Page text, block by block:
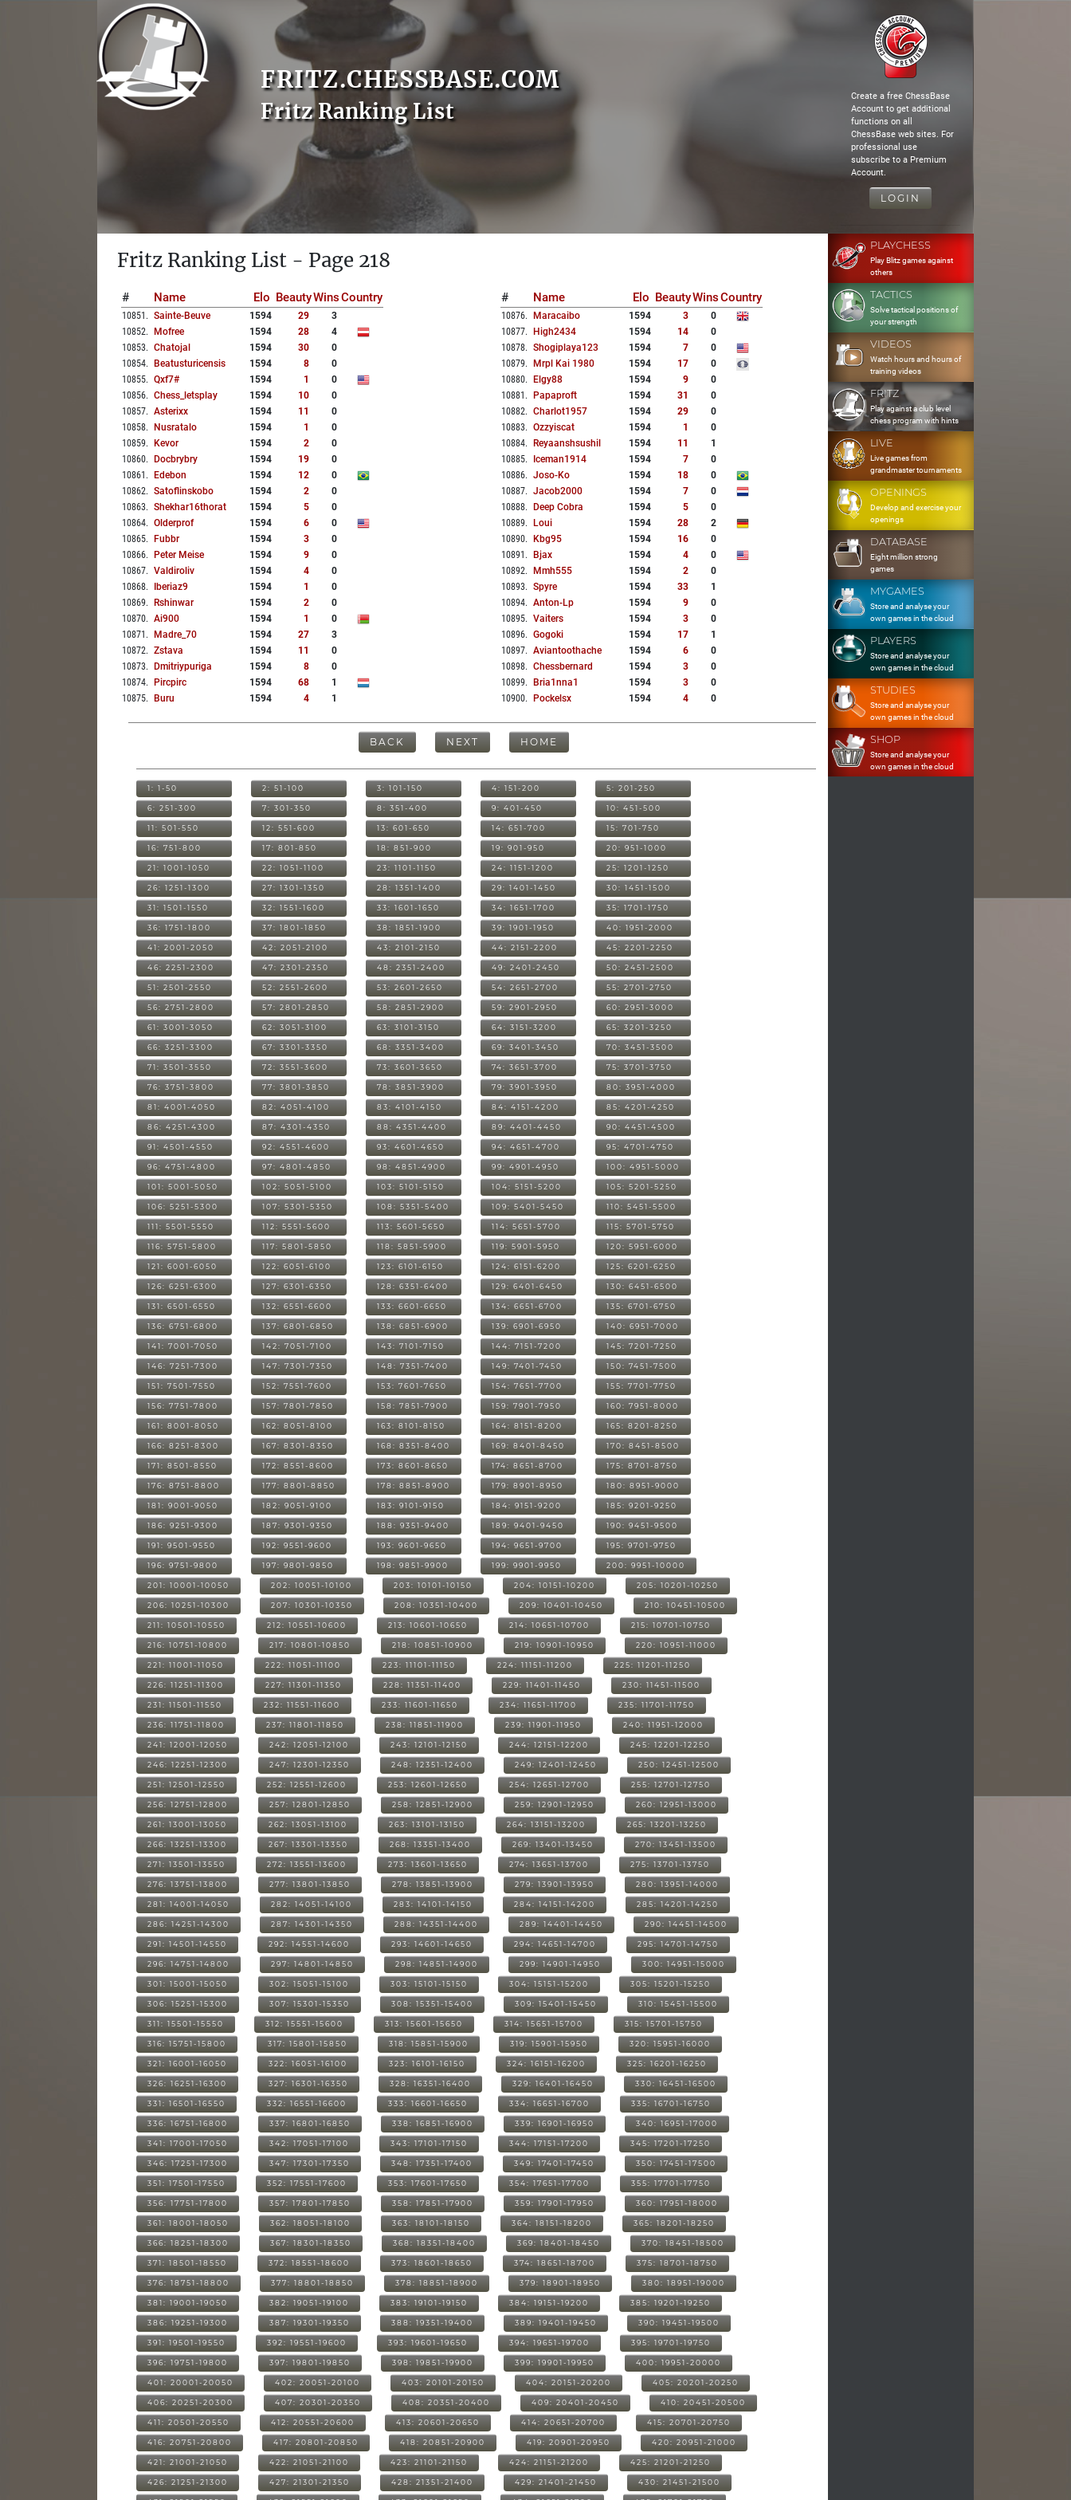
FRITZ.CHESSBASE.COM
Fritz Ranking List
Create a free ChessBase
Account to get additional
functions on all
ChessBase web sites. For
professional use
subscribe to a Premium
Account.
LOGIN
Fritz Ranking List - Page 218
# Name Elo BeautyWinsCountry
10851 . Sainte-Beuve 1594 29
3
10852. Mofree 1594 28
4
10853. Chatojal 1594 30
0
10854. Beatusturicensis 1594 8
0
10855. Qxf7# 1594 1
0
10856. Chess_letsplay 1594 10
0
10857. Asterixx 1594 11
0
10858. Nusratalo 1594 1
0
10859. Kevor 1594 2
0
10860. Docbrybry 1594 19
0
10861 . Edebon 1594 12
0
10862. Satoflinskobo 1594 2
0
10863. Shekhar16thorat 1594 5
0
10864. Olderprof 1594 6
0
10865. Fubbr 1594 3
0
10866. Peter Meise 1594 9
0
10867. Valdiroliv 1594 4
0
10868. Iberiaz9 1594 1
0
10869. Rshinwar 1594 2
0
10870. Ai900 1594 1
0
10871 . Madre_70 1594 27
3
10872. Zstava 1594 11
0
10873. Dmitriypuriga 1594 8
0
10874. Pircpirc 1594 68
1
10875. Buru 1594 4 1
# Name Elo BeautyWinsCountry
10876. Maracaibo 1594 3
0
10877. High2434 1594 14
0
10878. Shogiplaya123 1594 7
0
10879. Mrpl Kai 1980 1594 17
0
10880. Elgy88 1594 9
0
10881 . Papaproft 1594 31
0
10882. Charlot1957 1594 29
0
10883. Ozzyiscat 1594 1
0
10884. Reyaanshsushil 1594 11
1
10885. Iceman1914 1594 7
0
10886. Joso-Ko 1594 18
0
10887. Jacob2000 1594 7
0
10888. Deep Cobra 1594 5
0
10889. Loui 1594 28
2
10890. Kbg95 1594 16
0
10891 . Bjax 1594 4
0
10892. Mmh555 1594 2
0
10893. Spyre 1594 33
1
10894. Anton-Lp 1594 9
0
10895. Vaiters 1594 3
0
10896. Gogoki 1594 17
1
10897. Aviantoothache 1594 6
0
10898. Chessbernard 1594 3
0
10899. Bria1nna1 1594 3
0
10900. Pockelsx 1594 4 0
BACK NEXT HOME
1: 1-50 2: 51-100 3: 101-150 4: 151-200 5: 201-250
6: 251-300 7: 301-350 8: 351-400 9: 401-450 10: 451-500
11: 501-550 12: 551-600 13: 601-650 14: 651-700 15: 701-750
16: 751-800 17: 801-850 18: 851-900 19: 901-950 20: 951-1000
21: 1001-1050 22: 1051-1100 23: 1101-1150 24: 1151-1200 25: 1201-1250
26: 1251-1300 27: 1301-1350 28: 1351-1400 29: 1401-1450 30: 1451-1500
31: 1501-1550 32: 1551-1600 33: 1601-1650 34: 1651-1700 35: 1701-1750
36: 1751-1800 37: 1801-1850 38: 1851-1900 39: 1901-1950 40: 1951-2000
41: 2001-2050 42: 2051-2100 43: 2101-2150 44: 2151-2200 45: 2201-2250
46: 2251-2300 47: 2301-2350 48: 2351-2400 49: 2401-2450 50: 2451-2500
51: 2501-2550 52: 2551-2600 53: 2601-2650 54: 2651-2700 55: 2701-2750
56: 2751-2800 57: 2801-2850 58: 2851-2900 59: 2901-2950 60: 2951-3000
61: 3001-3050 62: 3051-3100 63: 3101-3150 64: 3151-3200 65: 3201-3250
66: 3251-3300 67: 3301-3350 68: 3351-3400 69: 3401-3450 70: 3451-3500
71: 3501-3550 72: 3551-3600 73: 3601-3650 74: 3651-3700 75: 3701-3750
76: 3751-3800 77: 3801-3850 78: 3851-3900 79: 3901-3950 80: 3951-4000
81: 4001-4050 82: 4051-4100 83: 4101-4150 84: 4151-4200 85: 4201-4250
86: 4251-4300 87: 4301-4350 88: 4351-4400 89: 4401-4450 90: 4451-4500
91: 4501-4550 92: 4551-4600 93: 4601-4650 94: 4651-4700 95: 4701-4750
96: 4751-4800 97: 4801-4850 98: 4851-4900 99: 4901-4950 100: 4951-5000
101: 5001-5050 102: 5051-5100 103: 5101-5150 104: 5151-5200 105: 5201-5250
106: 5251-5300 107: 5301-5350 108: 5351-5400 109: 5401-5450 110: 5451-5500
111: 5501-5550 112: 5551-5600 113: 5601-5650 114: 5651-5700 115: 5701-5750
116: 5751-5800 117: 5801-5850 118: 5851-5900 119: 5901-5950 120: 5951-6000
121: 6001-6050 122: 6051-6100 123: 6101-6150 124: 6151-6200 125: 6201-6250
126: 6251-6300 127: 6301-6350 128: 6351-6400 129: 6401-6450 130: 6451-6500
131: 6501-6550 132: 6551-6600 133: 6601-6650 134: 6651-6700 135: 6701-6750
136: 6751-6800 137: 6801-6850 138: 6851-6900 139: 6901-6950 140: 6951-7000
141: 7001-7050 142: 7051-7100 143: 7101-7150 144: 7151-7200 145: 7201-7250
146: 7251-7300 147: 7301-7350 148: 7351-7400 149: 7401-7450 150: 7451-7500
151: 7501-7550 152: 7551-7600 153: 7601-7650 154: 7651-7700 155: 7701-7750
156: 7751-7800 157: 7801-7850 158: 7851-7900 159: 7901-7950 160: 7951-8000
161: 8001-8050 162: 8051-8100 163: 8101-8150 164: 8151-8200 165: 8201-8250
166: 8251-8300 167: 8301-8350 168: 8351-8400 169: 8401-8450 170: 8451-8500
171: 8501-8550 172: 8551-8600 173: 8601-8650 174: 8651-8700 175: 8701-8750
176: 8751-8800 177: 8801-8850 178: 8851-8900 179: 8901-8950 180: 8951-9000
181: 9001-9050 182: 9051-9100 183: 9101-9150 184: 9151-9200 185: 9201-9250
186: 9251-9300 187: 9301-9350 188: 9351-9400 189: 9401-9450 190: 9451-9500
191: 9501-9550 192: 9551-9600 193: 9601-9650 194: 9651-9700 195: 9701-9750
196: 9751-9800 197: 9801-9850 198: 9851-9900 199: 9901-9950 200: 9951-10000
201: 10001-10050 202: 10051-10100 203: 10101-10150 204: 10151-10200 205: 10201-10250
206: 10251-10300 207: 10301-10350 208: 10351-10400 209: 10401-10450 210: 10451-10500
211: 10501-10550 212: 10551-10600 213: 10601-10650 214: 10651-10700 215: 10701-10750
216: 10751-10800 217: 10801-10850 218: 10851-10900 219: 10901-10950 220: 10951-11000
221: 11001-11050 222: 11051-11100 223: 11101-11150 224: 11151-11200 225: 11201-11250
226: 11251-11300 227: 11301-11350 228: 11351-11400 229: 11401-11450 230: 11451-11500
231: 11501-11550 232: 11551-11600 233: 11601-11650 234: 11651-11700 235: 11701-11750
236: 11751-11800 237: 11801-11850 238: 11851-11900 239: 11901-11950 240: 11951-12000
241: 12001-12050 242: 12051-12100 243: 12101-12150 244: 12151-12200 245: 12201-12250
246: 12251-12300 247: 12301-12350 248: 12351-12400 249: 12401-12450 250: 12451-12500
251: 12501-12550 252: 12551-12600 253: 12601-12650 254: 12651-12700 255: 12701-12750
256: 12751-12800 257: 12801-12850 258: 12851-12900 259: 12901-12950 260: 12951-13000
261: 13001-13050 262: 13051-13100 263: 13101-13150 264: 13151-13200 265: 13201-13250
266: 13251-13300 267: 13301-13350 268: 13351-13400 269: 13401-13450 270: 13451-13500
271: 13501-13550 272: 13551-13600 273: 13601-13650 274: 13651-13700 275: 13701-13750
276: 13751-13800 277: 13801-13850 278: 13851-13900 279: 13901-13950 280: 13951-14000
281: 14001-14050 282: 14051-14100 283: 14101-14150 284: 14151-14200 285: 14201-14250
286: 14251-14300 287: 14301-14350 288: 14351-14400 289: 14401-14450 290: 14451-14500
291: 14501-14550 292: 14551-14600 293: 14601-14650 294: 14651-14700 295: 14701-14750
296: 14751-14800 297: 14801-14850 298: 14851-14900 299: 14901-14950 300: 14951-15000
301: 15001-15050 302: 15051-15100 303: 15101-15150 304: 15151-15200 305: 15201-15250
306: 15251-15300 307: 15301-15350 308: 15351-15400 309: 15401-15450 310: 15451-15500
311: 15501-15550 312: 15551-15600 313: 15601-15650 314: 15651-15700 315: 15701-15750
316: 15751-15800 317: 15801-15850 318: 15851-15900 319: 15901-15950 320: 15951-16000
321: 16001-16050 322: 16051-16100 323: 16101-16150 324: 16151-16200 325: 16201-16250
326: 16251-16300 327: 16301-16350 328: 16351-16400 329: 16401-16450 330: 16451-16500
331: 16501-16550 332: 16551-16600 333: 16601-16650 334: 16651-16700 335: 16701-16750
336: 16751-16800 337: 16801-16850 338: 16851-16900 339: 16901-16950 340: 16951-17000
341: 17001-17050 342: 17051-17100 343: 17101-17150 344: 17151-17200 345: 17201-17250
346: 17251-17300 347: 17301-17350 348: 17351-17400 349: 17401-17450 350: 17451-17500
351: 17501-17550 352: 17551-17600 353: 17601-17650 354: 17651-17700 355: 17701-17750
356: 17751-17800 357: 17801-17850 358: 17851-17900 359: 17901-17950 360: 17951-18000
361: 18001-18050 362: 18051-18100 363: 18101-18150 364: 18151-18200 365: 18201-18250
366: 18251-18300 367: 18301-18350 368: 18351-18400 369: 18401-18450 370: 18451-18500
371: 18501-18550 372: 18551-18600 373: 18601-18650 374: 18651-18700 375: 18701-18750
376: 18751-18800 377: 18801-18850 378: 18851-18900 379: 18901-18950 380: 18951-19000
381: 19001-19050 382: 19051-19100 383: 19101-19150 384: 19151-19200 385: 19201-19250
386: 19251-19300 387: 19301-19350 388: 19351-19400 389: 19401-19450 390: 19451-19500
391: 19501-19550 392: 19551-19600 393: 19601-19650 394: 19651-19700 395: 19701-19750
396: 19751-19800 397: 19801-19850 398: 19851-19900 399: 19901-19950 400: 19951-20000
401: 20001-20050 402: 20051-20100 403: 20101-20150 404: 20151-20200 405: 20201-20250
406: 20251-20300 407: 20301-20350 408: 20351-20400 409: 20401-20450 410: 20451-20500
411: 20501-20550 412: 20551-20600 413: 20601-20650 414: 20651-20700 415: 20701-20750
416: 20751-20800 417: 20801-20850 418: 20851-20900 419: 20901-20950 420: 20951-21000
421: 21001-21050 422: 21051-21100 423: 21101-21150 424: 21151-21200 425: 21201-21250
426: 21251-21300 427: 21301-21350 428: 21351-21400 429: 21401-21450 430: 21451-21500
PLAYCHESS
Play Blitz games against
others
TACTICS
Solve tactical positions of
your strength
VIDEOS
Watch hours and hours of
training videos
FRITZ
Play against a club level
chess program with hints
LIVE
Live games from
grandmaster tournaments
OPENINGS
Develop and exercise your
openings
DATABASE
Eight million strong
games
MYGAMES
Store and analyse your
own games in the cloud
PLAYERS
Store and analyse your
own games in the cloud
STUDIES
Store and analyse your
own games in the cloud
SHOP
Store and analyse your
own games in the cloud